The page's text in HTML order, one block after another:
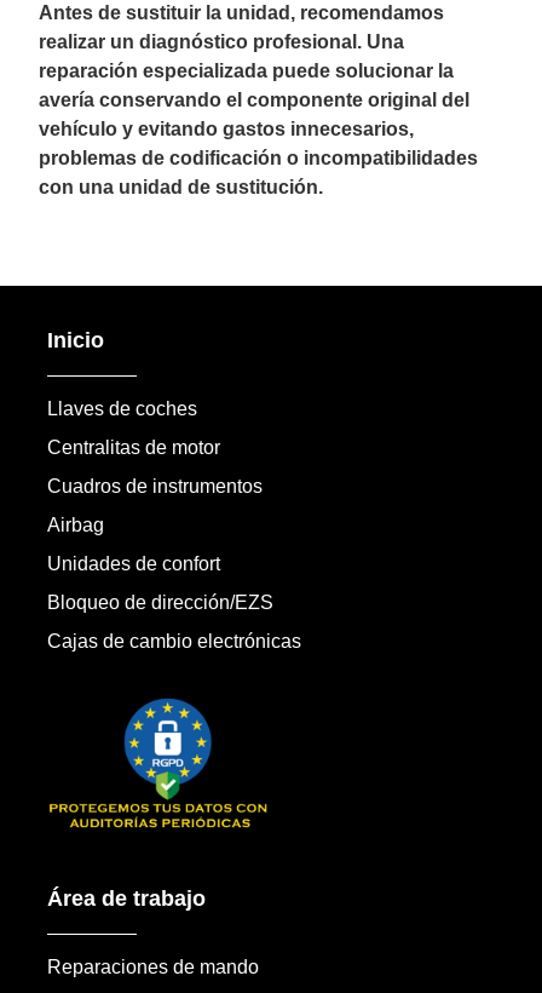
Antes de sustituir la unidad, recomendamos
realizar un diagnóstico profesional. Una
reparación especializada puede solucionar la
avería conservando el componente original del
vehículo y evitando gastos innecesarios,
problemas de codificación o incompatibilidades
con una unidad de sustitución.
Inicio
Llaves de coches
Centralitas de motor
Cuadros de instrumentos
Airbag
Unidades de confort
Bloqueo de dirección/EZS
Cajas de cambio electrónicas
Área de trabajo
Reparaciones de mando